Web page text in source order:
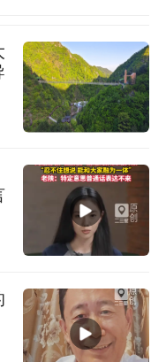
门口，对其实施殴
不清楚他为何打
，还是那个女生
区派出所报警。
竟招来更恶劣的